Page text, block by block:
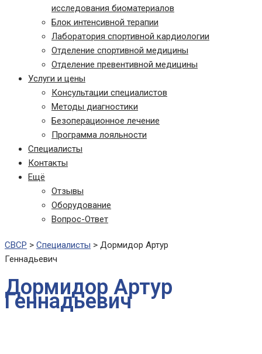
исследования биоматериалов
Блок интенсивной терапии
Лаборатория спортивной кардиологии
Отделение спортивной медицины
Отделение превентивной медицины
Услуги и цены
Консультации специалистов
Методы диагностики
Безоперационное лечение
Программа лояльности
Специалисты
Контакты
Ещё
Отзывы
Оборудование
Вопрос-Ответ
СВСР > Специалисты > Дормидор Артур
Геннадьевич
Дормидор Артур
Геннадьевич